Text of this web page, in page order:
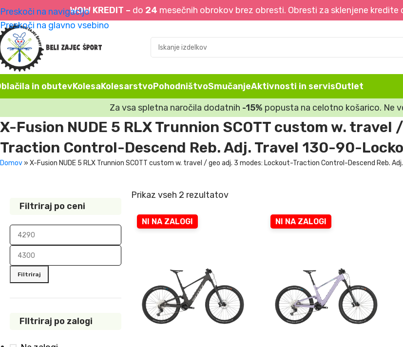
WOW KREDIT – do 24 mesečnih obrokov brez obresti. Obresti za sklenjene kredite
Preskoči na navigacijo
Preskoči na glavno vsebino
in obutevKolesaKolesarstvoPohodništvoSmučanjeAktivnosti in servisOutlet
Za vsa spletna naročila dodatnih -15% popusta na celotno košarico. Ne
X-Fusion NUDE 5 RLX Trunnion SCOTT custom w.
Traction Control-Descend Reb. Adj. Travel 130-90-
Domov » X-Fusion NUDE 5 RLX Trunnion SCOTT custom w. travel / geo adj. 3 modes: Lockout-Traction Control-Descend Reb.
Filtriraj po ceni
Filtriraj
FIltriraj po zalogi
Prikaz vseh 2 rezultatov
NI NA ZALOGI NI NA ZALOGI